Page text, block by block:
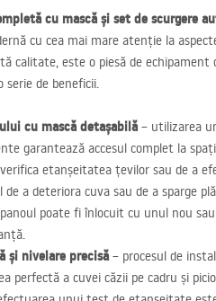
cu mască și set de scurgere
cu cea mai mare atenție la
calitate, este o piesă de
serie de beneficii.
cu mască detașabilă – utilizarea
garantează accesul complet la
etanșeitatea țevilor sau de a
a deteriora cuva sau de a sparge
poate fi înlocuit cu unul nou
și nivelare precisă – procesul de
perfectă a cuvei căzii pe cadru și